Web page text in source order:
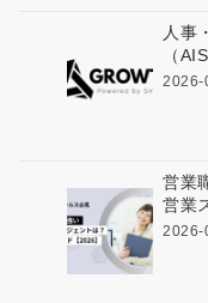
人事
（
2026-
営業
営業
2026-